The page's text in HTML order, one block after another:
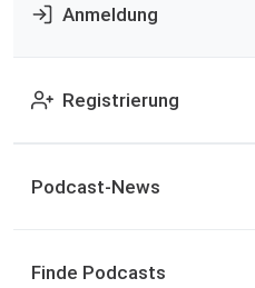
Anmeldung
Registrierung
Podcast-News
Finde Podcasts